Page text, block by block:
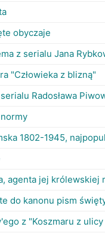
obyczaje
z serialu Jana
"Człowieka z blizną"
Radosława
1802-1945,
agenta jej królewskiej
do kanonu pism
z "Koszmaru z